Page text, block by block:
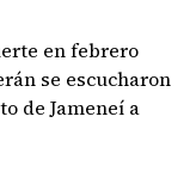
en febrero
se escucharon
de Jameneí a